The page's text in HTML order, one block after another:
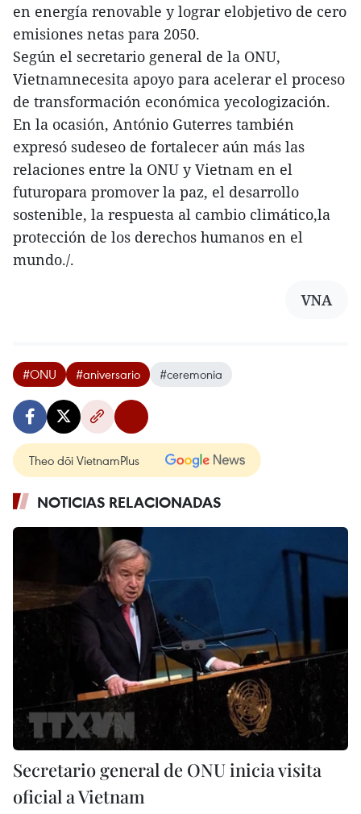
en energía renovable y lograr elobjetivo de cero
emisiones netas para 2050.
Según el secretario general de la ONU,
Vietnamnecesita apoyo para acelerar el proceso
de transformación económica yecologización.
En la ocasión, António Guterres también
expresó sudeseo de fortalecer aún más las
relaciones entre la ONU y Vietnam en el
futuropara promover la paz, el desarrollo
sostenible, la respuesta al cambio climático,la
protección de los derechos humanos en el
mundo./.
VNA
#ONU #aniversario #ceremonia
Theo dõi VietnamPlus
NOTICIAS RELACIONADAS
Secretario general de ONU inicia visita
oficial a Vietnam